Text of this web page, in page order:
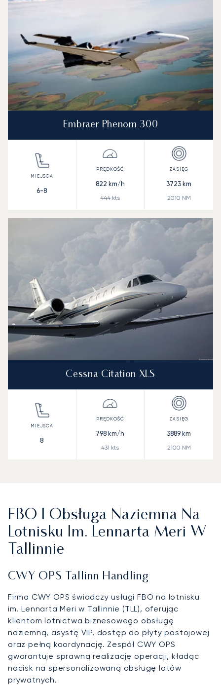
Embraer Phenom 300
6-8
822 km/h
444 kts
3723 km
2010 NM
Cessna Citation XLS
8
798 km/h
431 kts
3889 km
2100 NM
FBO I Obsługa Naziemna Na
Lotnisku Im. Lennarta Meri W
Tallinnie
CWY OPS Tallinn Handling
Firma CWY OPS świadczy usługi FBO na lotnisku
im. Lennarta Meri w Tallinnie (TLL), oferując
klientom lotnictwa biznesowego obsługę
naziemną, asystę VIP, dostęp do płyty postojowej
oraz pełną koordynację. Zespół CWY OPS
gwarantuje sprawną realizację operacji, kładąc
nacisk na spersonalizowaną obsługę lotów
prywatnych.